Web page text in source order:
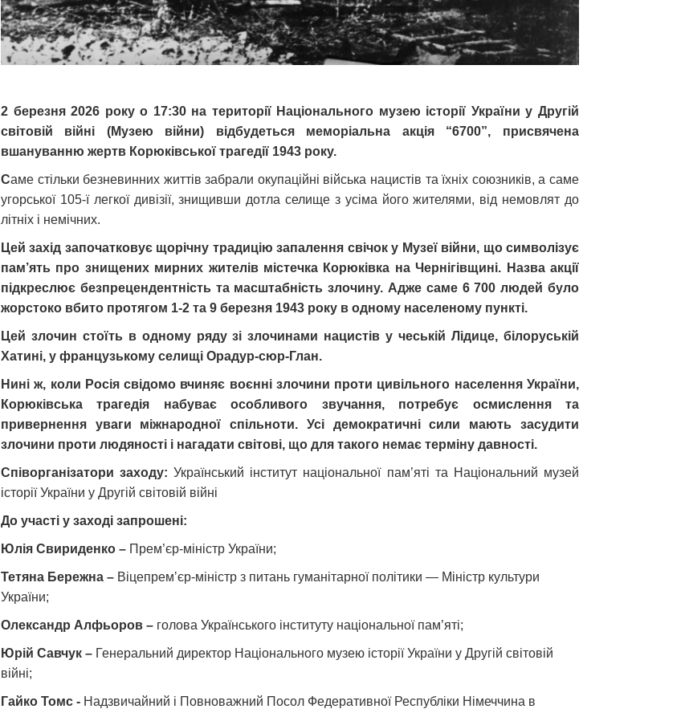
2 березня 2026 року о 17:30 на території Національного музею історії України у Другій
світовій війні (Музею війни) відбудеться меморіальна акція “6700”, присвячена
вшануванню жертв Корюківської трагедії 1943 року.
Саме стільки безневинних життів забрали окупаційні війська нацистів та їхніх союзників, а саме
угорської 105-ї легкої дивізії, знищивши дотла селище з усіма його жителями, від немовлят до
літніх і немічних.
Цей захід започатковує щорічну традицію запалення свічок у Музеї війни, що символізує
пам’ять про знищених мирних жителів містечка Корюківка на Чернігівщині. Назва акції
підкреслює безпрецендентність та масштабність злочину. Адже саме 6 700 людей було
жорстоко вбито протягом 1-2 та 9 березня 1943 року в одному населеному пункті.
Цей злочин стоїть в одному ряду зі злочинами нацистів у чеській Лідице, білоруській
Хатині, у французькому селищі Орадур-сюр-Глан.
Нині ж, коли Росія свідомо вчиняє воєнні злочини проти цивільного населення України,
Корюківська трагедія набуває особливого звучання, потребує осмислення та
привернення уваги міжнародної спільноти. Усі демократичні сили мають засудити
злочини проти людяності і нагадати світові, що для такого немає терміну давності.
Співорганізатори заходу:Український інститут національної пам’яті та Національний музей
історії України у Другій світовій війні
До участі у заході запрошені:
Юлія Свириденко – Прем’єр-міністр України;
Тетяна Бережна – Віцепремʼєр-міністр з питань гуманітарної політики — Міністр культури
України;
Олександр Алфьоров – голова Українського інституту національної пам’яті;
Юрій Савчук – Генеральний директор Національного музею історії України у Другій світовій
війні;
Гайко Томс - Надзвичайний і Повноважний Посол Федеративної Республіки Німеччина в